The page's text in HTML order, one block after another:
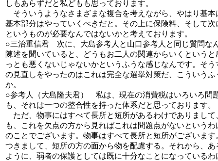
しもあらずだと私どもも思っております。
そういうようなさまざまな複合を考えながら、やはり基
基本部分はやっていくべきだと。その上に保険料、そして
というものが必要なんではないかと考えております。
○三治重信君 次に、大島参考人と山口参考人と同じ質問な
陳述を聞いていると、どうもお二人の関連からいくという
っとも悪くないじゃないかというふうな感じなんです。そ
の見直しをやったのはこれは完全な選挙対策だ、こういう
か。
○参考人（大島隆夫君） 私は、現在の消費税はいろいろ問
も、それは一つの整合性を持った体系だと思っております。
ただ、物事にはすべて長所と短所があるわけでありまし
も、これを欠点の方から見ればこれは問題点がないという
のことでございます。物事はすべて長所と短所がございま
つきまして、短所の方の面から物を配慮する。それから、
ように、弱者の保護としては既に十分なことになっている